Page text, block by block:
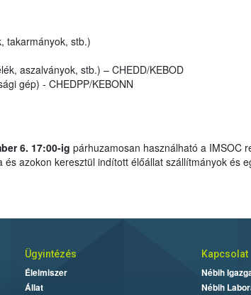
takarmányok, stb.)
aszalványok, stb.) – CHEDD/KEBOD
gép) - CHEDPP/KEBONN
6. 17:00-ig párhuzamosan használható a IMSOC
és azokon keresztül indított élőállat szállítmányok és
Ügyintézés
Élelmiszer
Állat
Kapcsolat
Nébih
Nébih